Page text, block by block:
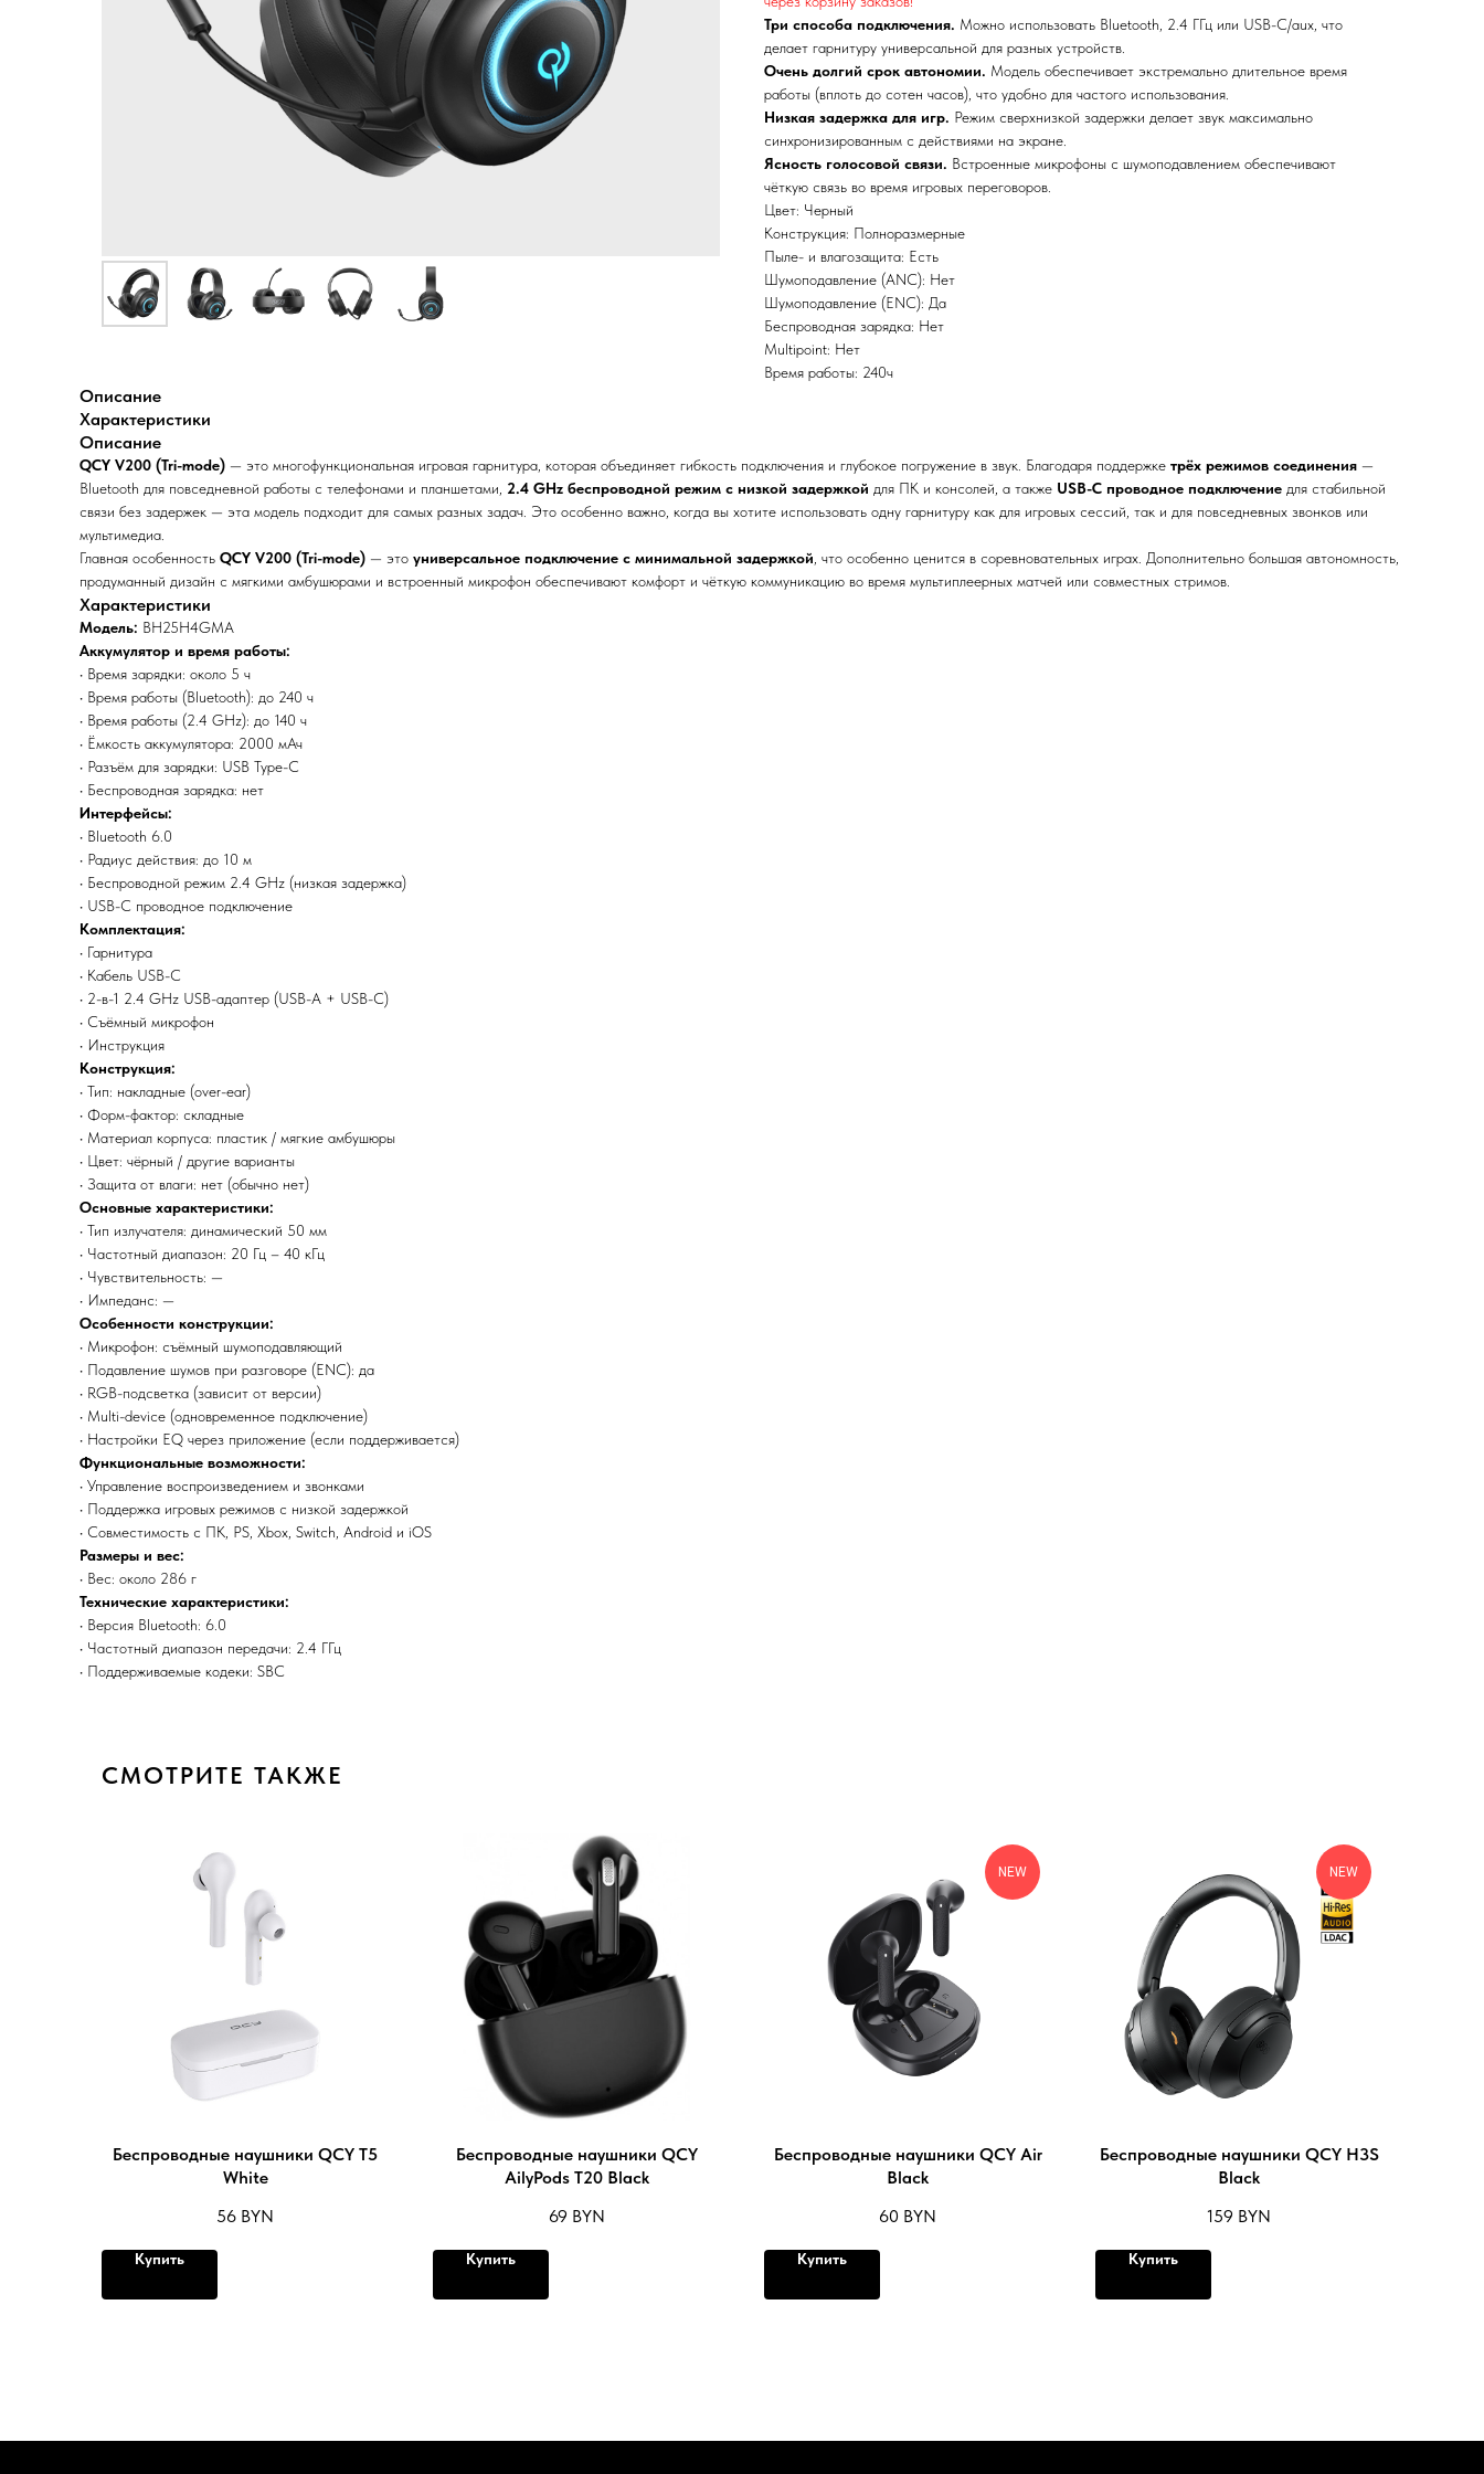
Три способа подключения. Можно использовать Bluetooth, 2.4 ГГц или USB-C/aux, что
делает гарнитуру универсальной для разных устройств.
Очень долгий срок автономии. Модель обеспечивает экстремально длительное время
работы (вплоть до сотен часов), что удобно для частого использования.
Низкая задержка для игр. Режим сверхнизкой задержки делает звук максимально
синхронизированным с действиями на экране.
Ясность голосовой связи. Встроенные микрофоны с шумоподавлением обеспечивают
чёткую связь во время игровых переговоров.
Цвет: Черный
Конструкция: Полноразмерные
Пыле- и влагозащита: Есть
Шумоподавление (ANC): Нет
Шумоподавление (ENC): Да
Беспроводная зарядка: Нет
Multipoint: Нет
Время работы: 240ч
Описание
Xарактеристики
Описание
QCY V200 (Tri-mode) — это многофункциональная игровая гарнитура, которая объединяет гибкость подключения и глубокое погружение в звук. Благодаря поддержке трёх режимов соединения —
Bluetooth для повседневной работы с телефонами и планшетами, 2.4 GHz беспроводной режим с низкой задержкой для ПК и консолей, а также USB-C проводное подключение для стабильной
связи без задержек — эта модель подходит для самых разных задач. Это особенно важно, когда вы хотите использовать одну гарнитуру как для игровых сессий, так и для повседневных звонков или
мультимедиа.
Главная особенность QCY V200 (Tri-mode) — это универсальное подключение с минимальной задержкой , что особенно ценится в соревновательных играх. Дополнительно большая автономность,
продуманный дизайн с мягкими амбушюрами и встроенный микрофон обеспечивают комфорт и чёткую коммуникацию во время мультиплеерных матчей или совместных стримов.
Xарактеристики
Модель: BH25H4GMA
Аккумулятор и время работы:
• Время зарядки: около 5 ч
• Время работы (Bluetooth): до 240 ч
• Время работы (2.4 GHz): до 140 ч
• Ёмкость аккумулятора: 2000 мАч
• Разъём для зарядки: USB Type-C
• Беспроводная зарядка: нет
Интерфейсы:
• Bluetooth 6.0
• Радиус действия: до 10 м
• Беспроводной режим 2.4 GHz (низкая задержка)
• USB-C проводное подключение
Комплектация:
• Гарнитура
• Кабель USB-C
• 2-в-1 2.4 GHz USB-адаптер (USB-A + USB-C)
• Съёмный микрофон
• Инструкция
Конструкция:
• Тип: накладные (over-ear)
• Форм-фактор: складные
• Материал корпуса: пластик / мягкие амбушюры
• Цвет: чёрный / другие варианты
• Защита от влаги: нет (обычно нет)
Основные характеристики:
• Тип излучателя: динамический 50 мм
• Частотный диапазон: 20 Гц – 40 кГц
• Чувствительность: —
• Импеданс: —
Особенности конструкции:
• Микрофон: съёмный шумоподавляющий
• Подавление шумов при разговоре (ENC): да
• RGB-подсветка (зависит от версии)
• Multi-device (одновременное подключение)
• Настройки EQ через приложение (если поддерживается)
Функциональные возможности:
• Управление воспроизведением и звонками
• Поддержка игровых режимов с низкой задержкой
• Совместимость с ПК, PS, Xbox, Switch, Android и iOS
Размеры и вес:
• Вес: около 286 г
Технические характеристики:
• Версия Bluetooth: 6.0
• Частотный диапазон передачи: 2.4 ГГц
• Поддерживаемые кодеки: SBC
СМОТРИТЕ ТАКЖЕ
Беспроводные наушники QCY T5
White
56 BYN
Купить
Беспроводные наушники QCY
AilyPods T20 Black
69 BYN
Купить
NEW
Беспроводные наушники QCY Air
Black
60 BYN
Купить
NEW
Беспроводные наушники QCY H3S
Black
159 BYN
Купить